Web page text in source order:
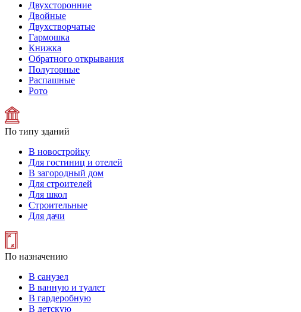
Двухсторонние
Двойные
Двухстворчатые
Гармошка
Книжка
Обратного открывания
Полуторные
Распашные
Рото
По типу зданий
В новостройку
Для гостиниц и отелей
В загородный дом
Для строителей
Для школ
Строительные
Для дачи
По назначению
В санузел
В ванную и туалет
В гардеробную
В детскую